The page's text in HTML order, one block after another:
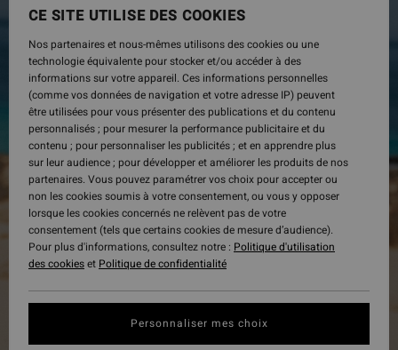
CE SITE UTILISE DES COOKIES
Nos partenaires et nous-mêmes utilisons des cookies ou une
technologie équivalente pour stocker et/ou accéder à des
informations sur votre appareil. Ces informations personnelles
(comme vos données de navigation et votre adresse IP) peuvent
être utilisées pour vous présenter des publications et du contenu
personnalisés ; pour mesurer la performance publicitaire et du
contenu ; pour personnaliser les publicités ; et en apprendre plus
sur leur audience ; pour développer et améliorer les produits de nos
partenaires. Vous pouvez paramétrer vos choix pour accepter ou
non les cookies soumis à votre consentement, ou vous y opposer
lorsque les cookies concernés ne relèvent pas de votre
consentement (tels que certains cookies de mesure d’audience).
Pour plus d'informations, consultez notre : Politique d'utilisation
des cookieset Politique de confidentialité
Personnaliser mes choix